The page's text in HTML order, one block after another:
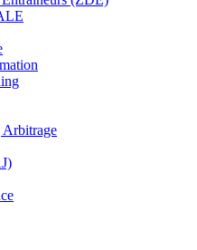
Arbitrage